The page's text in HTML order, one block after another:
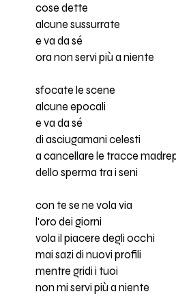
cose dette
alcune sussurrate
e va da sé
ora non servi più a niente
sfocate le scene
alcune epocali
e va da sé
di asciugamani celesti
a cancellare le tracce
dello sperma tra i seni
con te se ne vola via
l'oro dei giorni
vola il piacere degli occhi
mai sazi di nuovi profili
mentre gridi i tuoi
non mi servi più a niente